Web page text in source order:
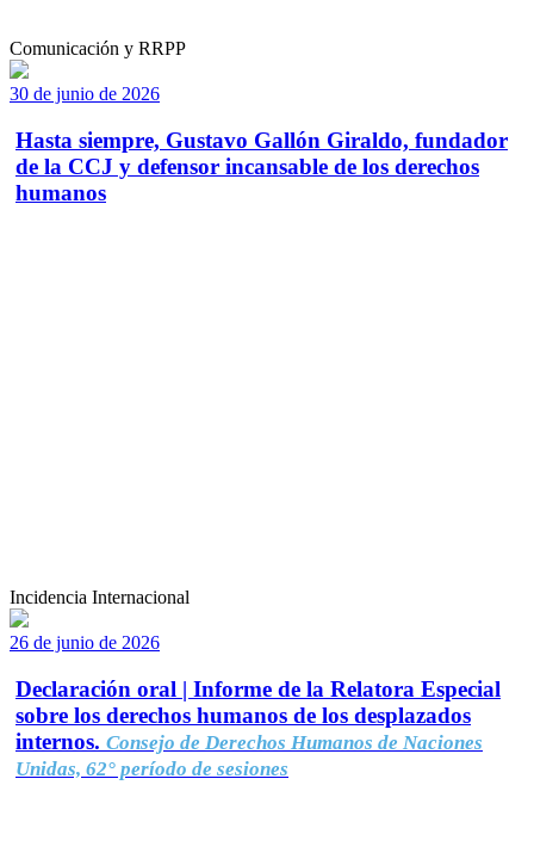
Comunicación y RRPP
30 de junio de 2026
Hasta siempre, Gustavo Gallón Giraldo, fundador
de la CCJ y defensor incansable de los derechos
humanos
Incidencia Internacional
26 de junio de 2026
Declaración oral | Informe de la Relatora Especial
sobre los derechos humanos de los desplazados
internos. Consejo de Derechos Humanos de Naciones
Unidas, 62° período de sesiones